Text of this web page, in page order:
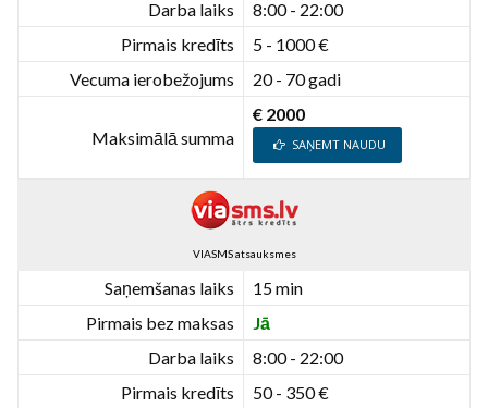
Darba laiks
8:00 - 22:00
Pirmais kredīts
5 - 1000 €
Vecuma ierobežojums
20 - 70 gadi
Maksimālā summa
€ 2000
SAŅEMT NAUDU
VIASMS atsauksmes
Saņemšanas laiks
15 min
Pirmais bez maksas
Jā
Darba laiks
8:00 - 22:00
Pirmais kredīts
50 - 350 €